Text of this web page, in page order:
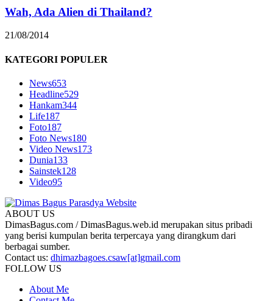
Wah, Ada Alien di Thailand?
21/08/2014
KATEGORI POPULER
News653
Headline529
Hankam344
Life187
Foto187
Foto News180
Video News173
Dunia133
Sainstek128
Video95
ABOUT US
DimasBagus.com / DimasBagus.web.id merupakan situs pribadi
yang berisi kumpulan berita terpercaya yang dirangkum dari
berbagai sumber.
Contact us: dhimazbagoes.csaw[at]gmail.com
FOLLOW US
About Me